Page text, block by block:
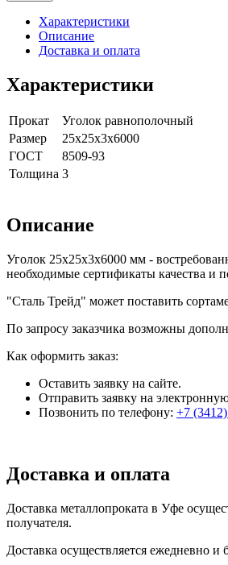
Характеристики
Описание
Доставка и оплата
Характеристики
Прокат
Уголок равнополочный
Размер
25x25x3x6000
ГОСТ
8509-93
Толщина 3
Описание
Уголок 25x25x3x6000 мм -
необходимые сертификаты качества и
"Сталь Трейд" может поставить
По запросу заказчика возможны
Как оформить заказ:
Оставить заявку на сайте.
Отправить заявку на
Позвонить по телефону: +7
Доставка и оплата
Доставка металлопроката в Уфе
получателя.
Доставка осуществляется ежедневно